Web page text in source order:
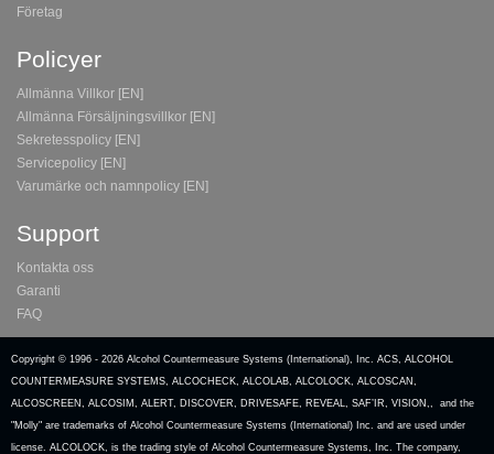
Företag
Policyer
Allmänna Villkor [EN]
Allmänna Försäljningsvillkor [EN]
Sekretesspolicy [EN]
Servicepolicy [EN]
Varumärke och namnpolicy [EN]
Support
Kontakta oss
Garanti
FAQ
Copyright © 1996 - 2026 Alcohol Countermeasure Systems (International), Inc. ACS, ALCOHOL
COUNTERMEASURE SYSTEMS, ALCOCHECK, ALCOLAB, ALCOLOCK, ALCOSCAN,
ALCOSCREEN, ALCOSIM, ALERT, DISCOVER, DRIVESAFE, REVEAL, SAF’IR, VISION,, and the
"Molly" are trademarks of Alcohol Countermeasure Systems (International) Inc. and are used under
license. ALCOLOCK, is the trading style of Alcohol Countermeasure Systems, Inc. The company,